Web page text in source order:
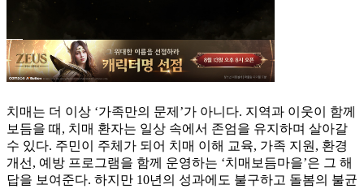
치매는 더 이상 ‘가족만의 문제’가 아니다. 지역과 이웃이 함께
보듬을 때, 치매 환자는 일상 속에서 존엄을 유지하며 살아갈
수 있다. 주민이 주체가 되어 치매 이해 교육, 가족 지원, 환경
개선, 예방 프로그램을 함께 운영하는 ‘치매보듬마을’은 그 해
답을 보여준다. 하지만 10년의 성과에도 불구하고 돌봄의 불균